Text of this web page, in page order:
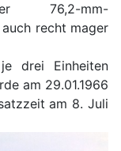
76,2-mm-
recht mager
drei Einheiten
am 29.01.1966
am 8. Juli